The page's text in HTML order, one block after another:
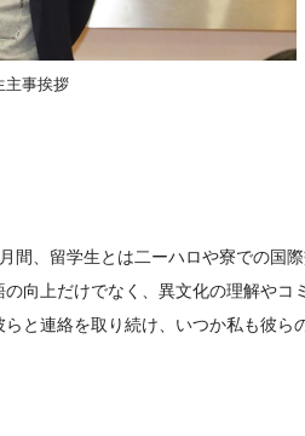
主事挨拶
、留学生とは二ーハロや寮での国
向上だけでなく、異文化の理解やコ
と連絡を取り続け、いつか私も彼ら